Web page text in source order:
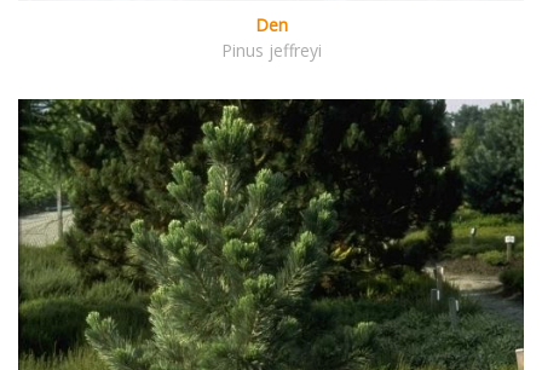
Den
Pinus jeffreyi